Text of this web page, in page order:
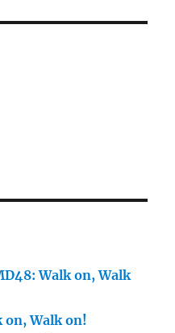
Walk on, Walk
on, Walk on!